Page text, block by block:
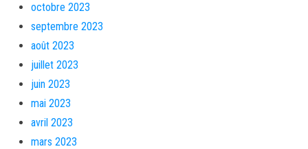
octobre 2023
septembre 2023
août 2023
juillet 2023
juin 2023
mai 2023
avril 2023
mars 2023